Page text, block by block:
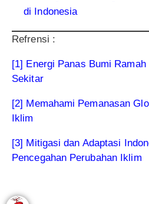
di Indonesia
Refrensi :
[1] Energi Panas Bumi Ramah
Sekitar
[2] Memahami Pemanasan
Iklim
[3] Mitigasi dan Adaptasi
Pencegahan Perubahan Iklim